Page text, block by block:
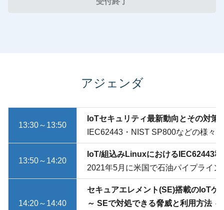
アジェンダ
13:30～13:50
IoTセキュリティ最新動向とその対策
IEC62443・NIST SP800などの様々
13:50～14:20
IoT/組込みLinuxにおけるIEC62443
2021年5月に米国で石油パイプライ
14:20～14:40
セキュアエレメント(SE)搭載のIoTゲ
～ SEで対処できる脅威と利用方法 ～